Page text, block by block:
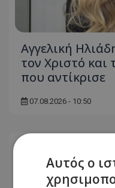
Αγγελική
τον Χριστό
που αντίκρισε
07.08.2026 - 10:50
Αυτός ο